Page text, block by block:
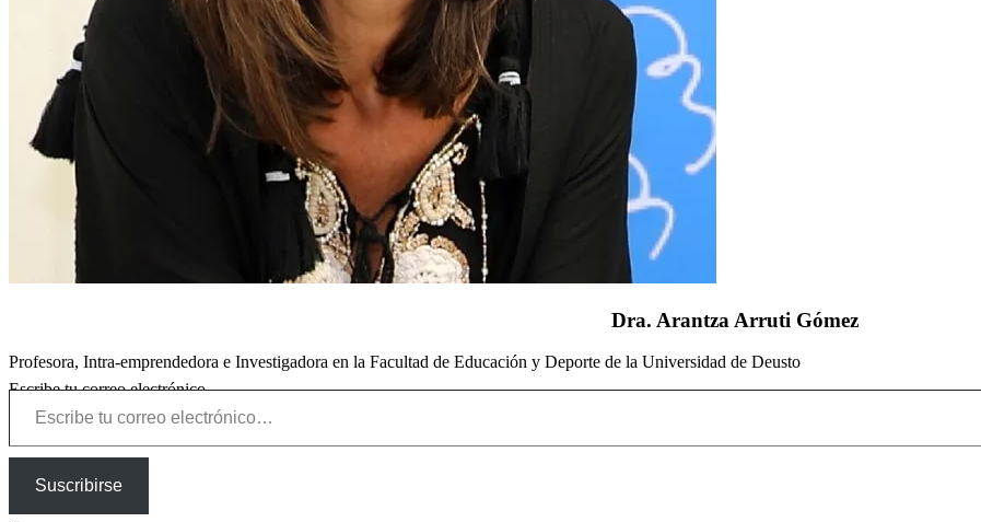
Dra. Arantza Arruti Gómez
Profesora, Intra-emprendedora e Investigadora en la Facultad de Educación y Deporte de la Universidad de Deusto
Escribe tu correo electrónico…
Suscribirse